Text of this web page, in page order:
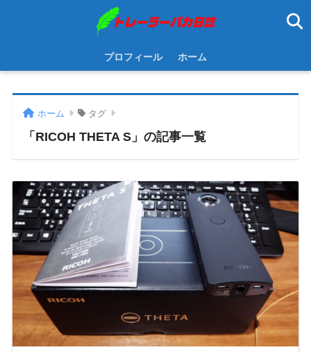
プロフィール ホーム
ホーム タグ
「RICOH THETA S」の記事一覧